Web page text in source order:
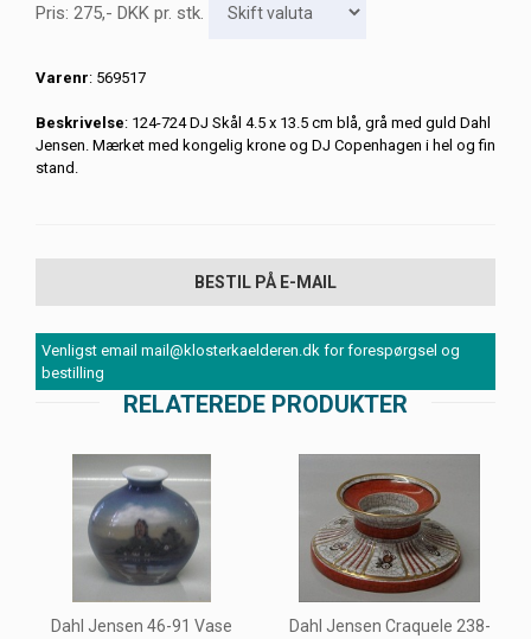
Pris: 275,- DKK pr. stk.
Varenr: 569517
Beskrivelse: 124-724 DJ Skål 4.5 x 13.5 cm blå, grå med guld Dahl
Jensen. Mærket med kongelig krone og DJ Copenhagen i hel og fin
stand.
BESTIL PÅ E-MAIL
Venligst email mail@klosterkaelderen.dk for forespørgsel og
bestilling
RELATEREDE PRODUKTER
Dahl Jensen 46-91 Vase
Dahl Jensen Craquele 238-